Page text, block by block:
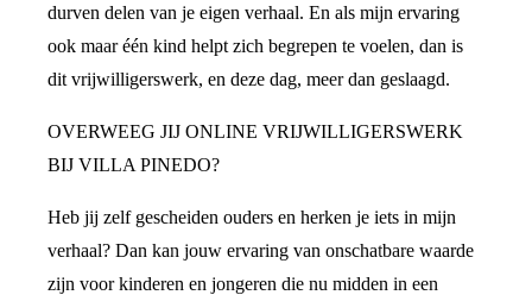
durven delen van je eigen verhaal. En als mijn ervaring
ook maar één kind helpt zich begrepen te voelen, dan is
dit vrijwilligerswerk, en deze dag, meer dan geslaagd.
OVERWEEG JIJ ONLINE VRIJWILLIGERSWERK
BIJ VILLA PINEDO?
Heb jij zelf gescheiden ouders en herken je iets in mijn
verhaal? Dan kan jouw ervaring van onschatbare waarde
zijn voor kinderen en jongeren die nu midden in een